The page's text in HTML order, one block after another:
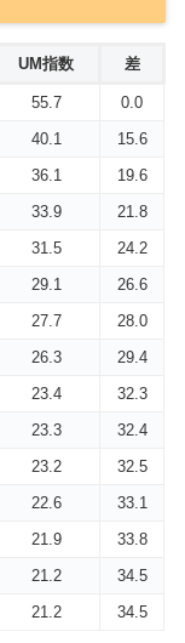
UM指数 差
55.7
0.0
40.1
15.6
36.1
19.6
33.9
21.8
31.5
24.2
29.1
26.6
27.7
28.0
26.3
29.4
23.4
32.3
23.3
32.4
23.2
32.5
22.6
33.1
21.9
33.8
21.2
34.5
21.2 34.5